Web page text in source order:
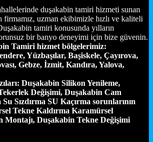
duşakabin tamiri hizmeti sunan
uzman ekibimizle hızlı ve kaliteli
tamiri konusunda yılların
bir banyo deneyimi için bize güvenin.
Tamiri hizmet bölgelerimiz:
Yüzbaşılar, Başiskele, Çayırova,
Gebze, İzmit, Kandıra, Yalova,
Duşakabin Silikon Yenileme,
Değişimi, Duşakabin Cam
Sızdırma SU Kaçırma sorunlarının
Tekne Kaldırma Karamürsel
Montajı, Duşakabin Tekne Değişimi